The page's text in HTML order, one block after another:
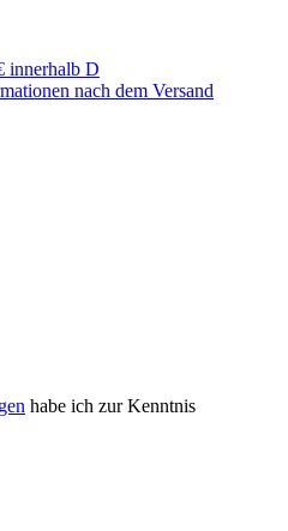
innerhalb D
nach dem Versand
habe ich zur Kenntnis